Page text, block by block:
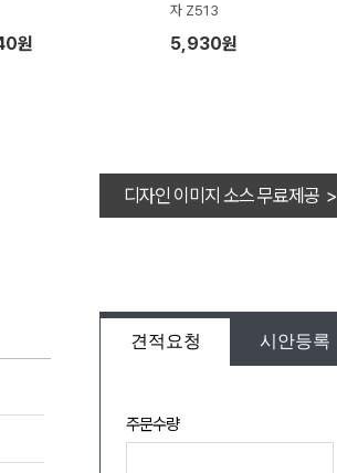
원
자 Z513
5,930원
디자인 이미지 소스 무료제공 >
견적요청 시안등록
주문수량